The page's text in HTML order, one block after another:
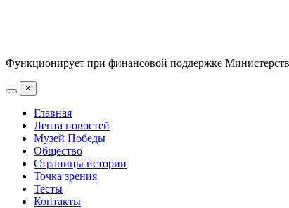
Функционирует при финансовой поддержке
×
Главная
Лента новостей
Музей Победы
Общество
Страницы истории
Точка зрения
Тесты
Контакты